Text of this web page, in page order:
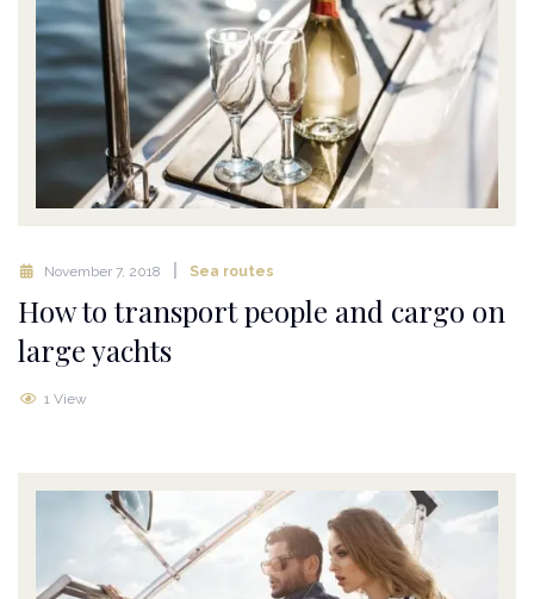
November 7, 2018 Sea routes
How to transport people and cargo on
large yachts
1 View